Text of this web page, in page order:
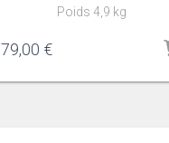
Poids 4,9 kg
79,00 €